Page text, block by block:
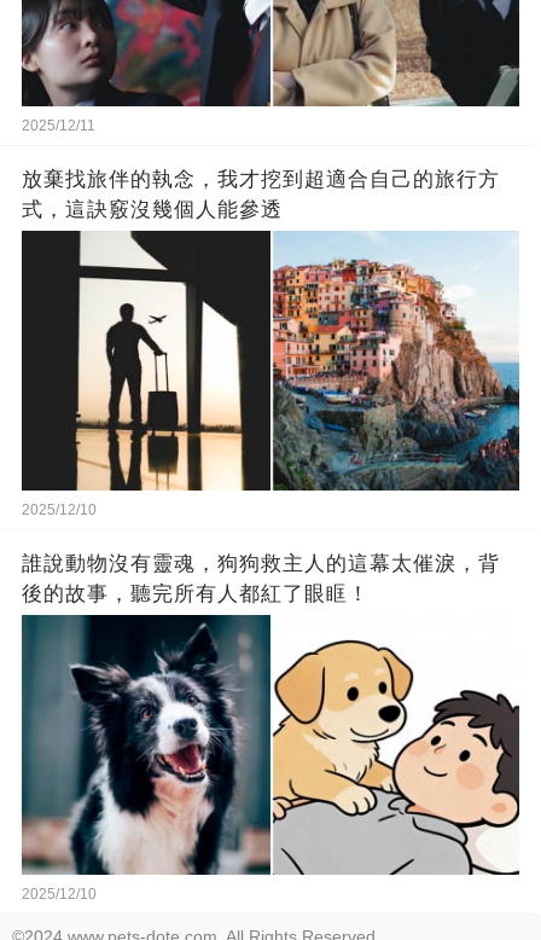
2025/12/11
放棄找旅伴的執念，我才挖到超適合自己的旅行方
式，這訣竅沒幾個人能參透
2025/12/10
誰說動物沒有靈魂，狗狗救主人的這幕太催淚，背
後的故事，聽完所有人都紅了眼眶！
2025/12/10